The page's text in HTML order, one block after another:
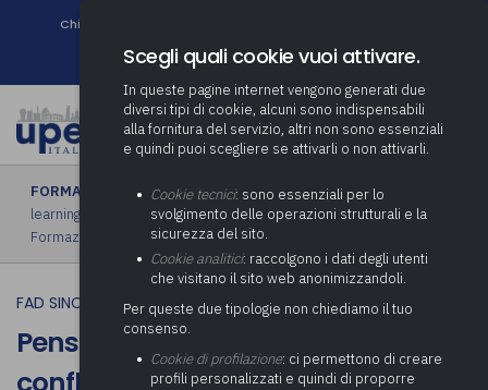
Chi siamo
Newsletter
FORMAZIONE ›FAD sincrona (in diretta)|FAD asincrona (e-
learning)
Formazione obbligatoria|Formazione in aula|
Formazione in house|Piano formativo gratuito associati
FAD SINCRONA (IN DIRETTA)
Pensiero critico e risoluzione dei
Scegli quali cookie vuoi attivare.
In queste pagine internet vengono generati due
diversi tipi di cookie, alcuni sono indispensabili
alla fornitura del servizio, altri non sono essenziali
e quindi puoi scegliere se attivarli o non attivarli.
Cookie tecnici: sono essenziali per lo
svolgimento delle operazioni strutturali e la
sicurezza del sito.
Cookie analitici: raccolgono i dati degli utenti
che visitano il sito web anonimizzandoli.
Per queste due tipologie non chiediamo il tuo
consenso.
Cookie di profilazione: ci permettono di creare
profili personalizzati e quindi di proporre